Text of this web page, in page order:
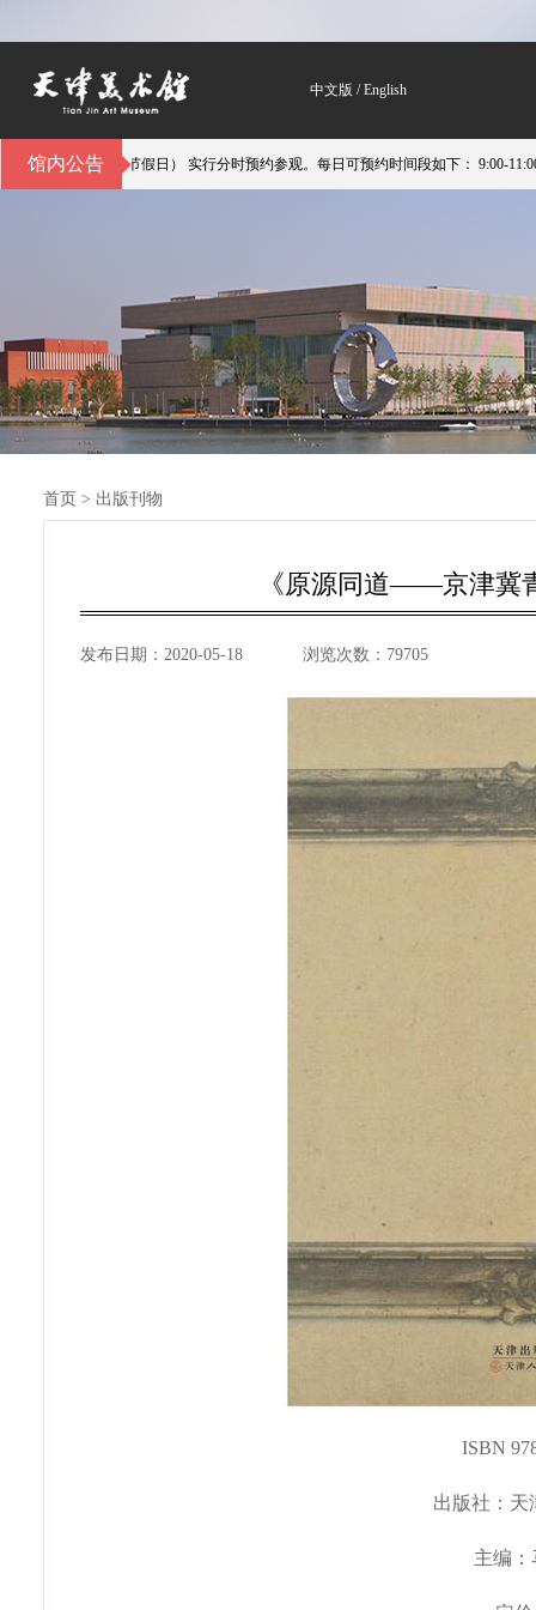
中文版 /English
馆内公告
闭馆（不含节假日） 实行分时预约参观。每日可预约时间段如下： 9:00-11:00；
首页 > 出版刊物
《原源同道——京津冀
发布日期： 2020-05-18 浏览次数： 79705
ISBN
出版社：
主编